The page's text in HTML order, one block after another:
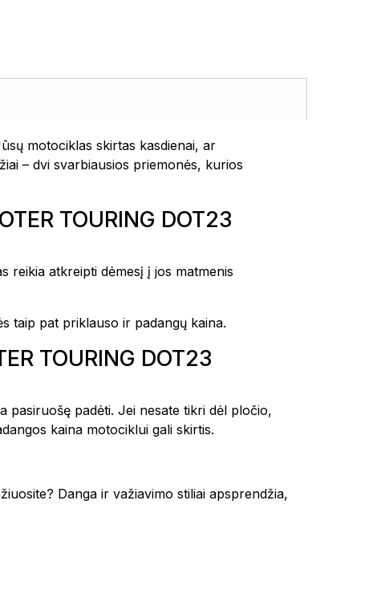
motociklas skirtas kasdienai, ar
– dvi svarbiausios priemonės, kurios
TOURING DOT23
reikia atkreipti dėmesį į jos matmenis
taip pat priklauso ir padangų kaina.
TOURING DOT23
pasiruošę padėti. Jei nesate tikri dėl pločio,
kaina motociklui gali skirtis.
Danga ir važiavimo stiliai apsprendžia,